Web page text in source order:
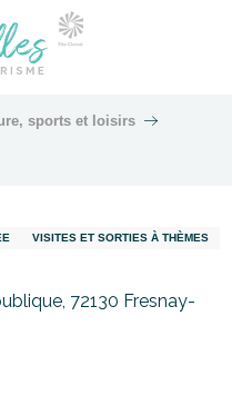
sports et loisirs
VISITES ET SORTIES À THÈMES
72130 Fresnay-